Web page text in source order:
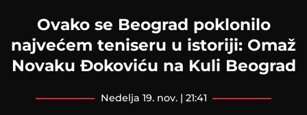
Ovako se Beograd poklonilo
najvećem teniseru u istoriji: Omaž
Novaku Đokoviću na Kuli Beograd
nedelja 19. nov. | 21:41